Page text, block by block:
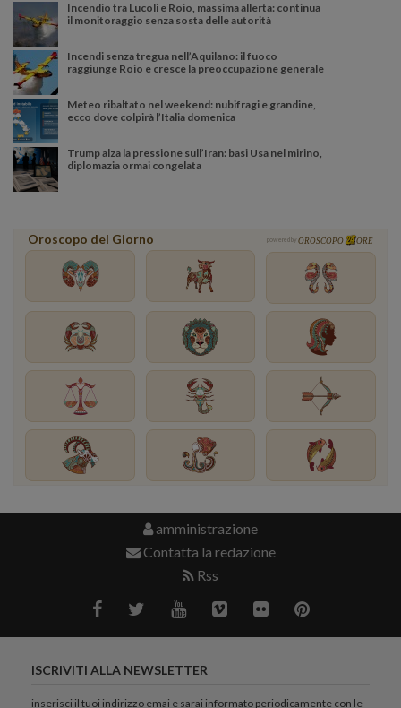
Incendio tra Lucoli e Roio, massima allerta: continua
il monitoraggio senza sosta delle autorità
Incendi senza tregua nell’Aquilano: il fuoco
raggiunge Roio e cresce la preoccupazione generale
Meteo ribaltato nel weekend: nubifragi e grandine,
ecco dove colpirà l’Italia domenica
Trump alza la pressione sull’Iran: basi Usa nel mirino,
diplomazia ormai congelata
Oroscopo del Giorno powered by OROSCOPO ORE
amministrazione
Contatta la redazione
Rss
ISCRIVITI ALLA NEWSLETTER
inserisci il tuoi indirizzo emai e sarai informato periodicamente con le